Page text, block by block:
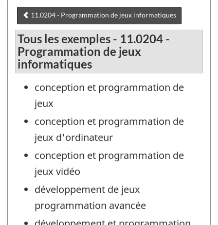
11.0204 - Programmation de jeux informatiques
Tous les exemples - 11.0204 -
Programmation de jeux
informatiques
conception et programmation de
jeux
conception et programmation de
jeux d'ordinateur
conception et programmation de
jeux vidéo
développement de jeux
programmation avancée